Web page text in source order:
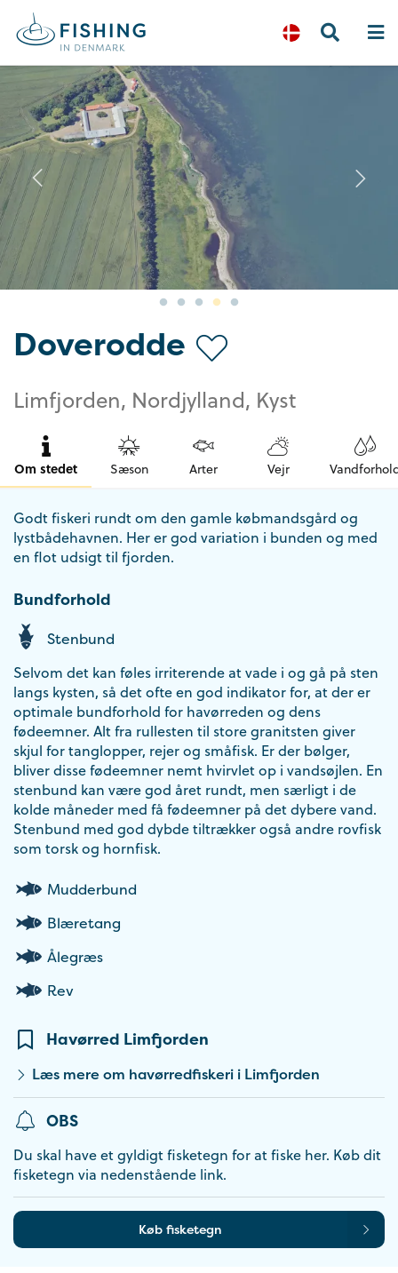
Previous
Doverodde
Limfjorden, Nordjylland, Kyst
Om stedet Sæson Arter Vejr
Godt fiskeri rundt om den gamle købmandsgård og
lystbådehavnen. Her er god variation i bunden og med
en flot udsigt til fjorden.
Bundforhold
Stenbund
Selvom det kan føles irriterende at vade i og gå på sten
langs kysten, så det ofte en god indikator for, at der er
optimale bundforhold for havørreden og dens
fødeemner. Alt fra rullesten til store granitsten giver
skjul for tanglopper, rejer og småfisk. Er der bølger,
bliver disse fødeemner nemt hvirvlet op i vandsøjlen. En
stenbund kan være god året rundt, men særligt i de
kolde måneder med få fødeemner på det dybere vand.
Stenbund med god dybde tiltrækker også andre rovfisk
som torsk og hornfisk.
Mudderbund
Blæretang
Ålegræs
Rev
Havørred Limfjorden
Læs mere om havørredfiskeri i Limfjorden
OBS
Du skal have et gyldigt fisketegn for at fiske her. Køb dit
fisketegn via nedenstående link.
Køb fisketegn